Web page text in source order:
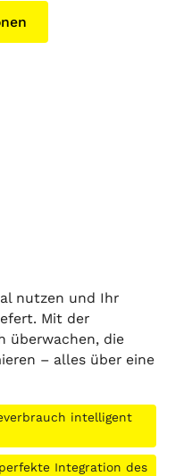
nutzen und Ihr
Mit der
überwachen, die
– alles über eine
intelligent
Integration des